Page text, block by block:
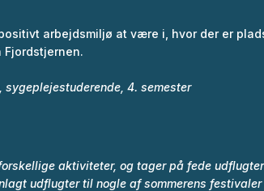
arbejdsmiljø at være i, hvor der er
Fjordstjernen.
sygeplejestuderende, 4. semester
aktiviteter, og tager på fede
udflugter til nogle af sommerens